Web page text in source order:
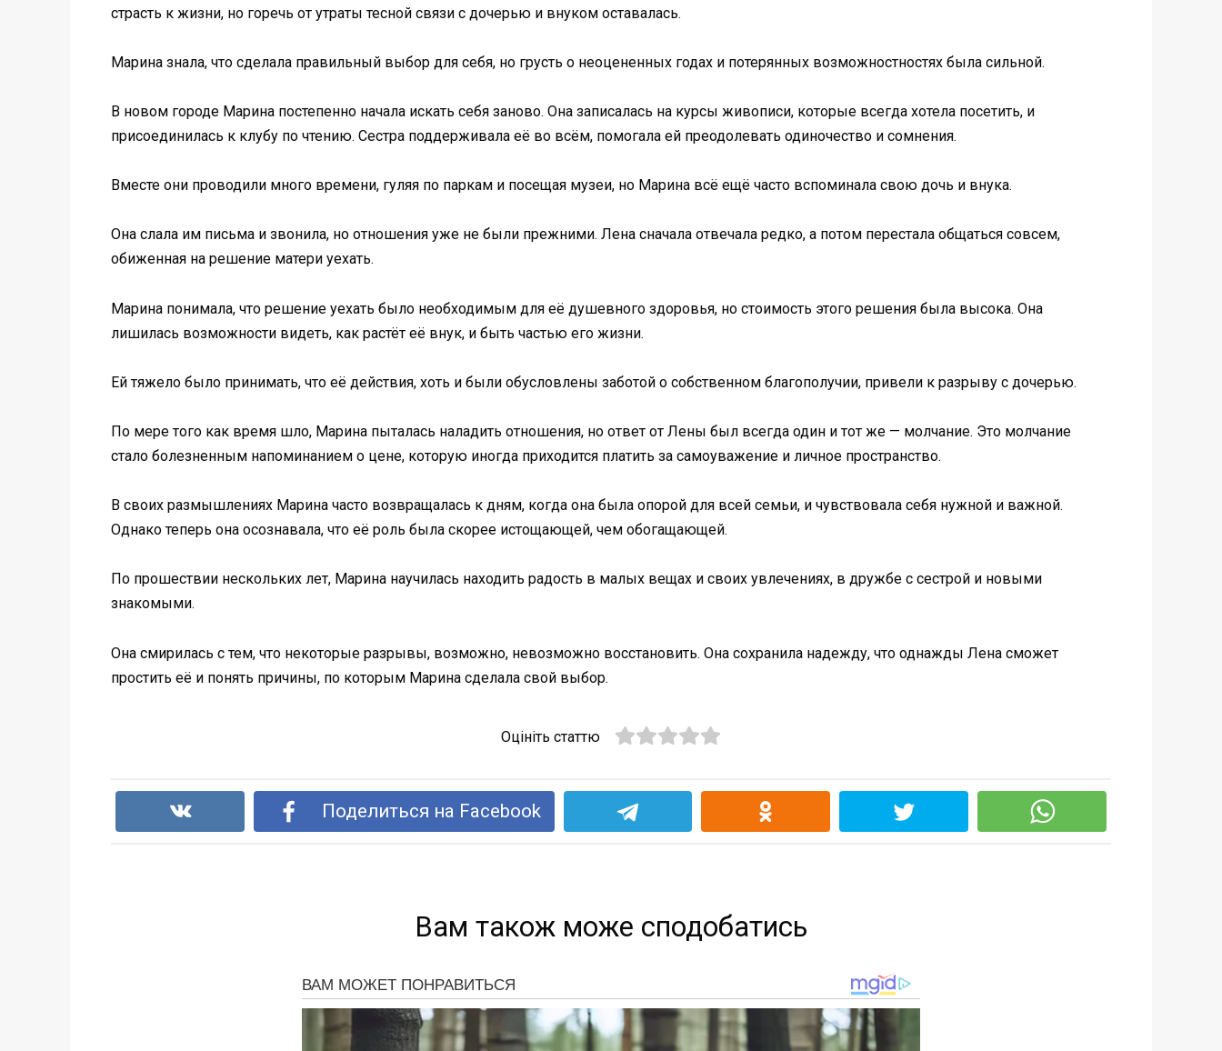
страсть к жизни, но горечь от утраты тесной связи с дочерью и внуком оставалась.
Марина знала, что сделала правильный выбор для себя, но грусть о неоцененных годах и потерянных возможностностях была сильной.
В новом городе Марина постепенно начала искать себя заново. Она записалась на курсы живописи, которые всегда хотела посетить, и
присоединилась к клубу по чтению. Сестра поддерживала её во всём, помогала ей преодолевать одиночество и сомнения.
Вместе они проводили много времени, гуляя по паркам и посещая музеи, но Марина всё ещё часто вспоминала свою дочь и внука.
Она слала им письма и звонила, но отношения уже не были прежними. Лена сначала отвечала редко, а потом перестала общаться совсем,
обиженная на решение матери уехать.
Марина понимала, что решение уехать было необходимым для её душевного здоровья, но стоимость этого решения была высока. Она
лишилась возможности видеть, как растёт её внук, и быть частью его жизни.
Ей тяжело было принимать, что её действия, хоть и были обусловлены заботой о собственном благополучии, привели к разрыву с дочерью.
По мере того как время шло, Марина пыталась наладить отношения, но ответ от Лены был всегда один и тот же — молчание. Это молчание
стало болезненным напоминанием о цене, которую иногда приходится платить за самоуважение и личное пространство.
В своих размышлениях Марина часто возвращалась к дням, когда она была опорой для всей семьи, и чувствовала себя нужной и важной.
Однако теперь она осознавала, что её роль была скорее истощающей, чем обогащающей.
По прошествии нескольких лет, Марина научилась находить радость в малых вещах и своих увлечениях, в дружбе с сестрой и новыми
знакомыми.
Она смирилась с тем, что некоторые разрывы, возможно, невозможно восстановить. Она сохранила надежду, что однажды Лена сможет
простить её и понять причины, по которым Марина сделала свой выбор.
Оцініть статтю
Поделиться на Facebook
Вам також може сподобатись